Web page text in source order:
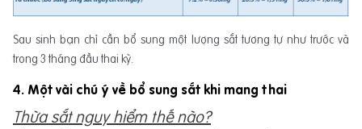
Sau sinh bạn chỉ cần bổ sung một lượng sắt tương tự như trước và
trong 3 tháng đầu thai kỳ.
4. Một vài chú ý về bổ sung sắt khi mang thai
Thừa sắt nguy hiểm thế nào?